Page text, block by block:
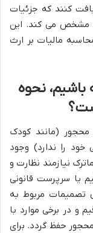
کنند که جزئیات
مشخص می کند. این
مالیات بر ارث
نحوه
(مانند کودک
خود را ندارد) وجود
نیازمند نظارت و
یا سرپرست قانونی
تصمیمات مربوط به
و در برخی موارد با
حفظ گردد. برای